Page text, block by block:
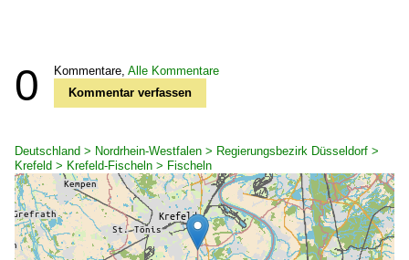
0 Kommentare, Alle Kommentare
Kommentar verfassen
Deutschland > Nordrhein-Westfalen > Regierungsbezirk Düsseldorf >
Krefeld > Krefeld-Fischeln > Fischeln